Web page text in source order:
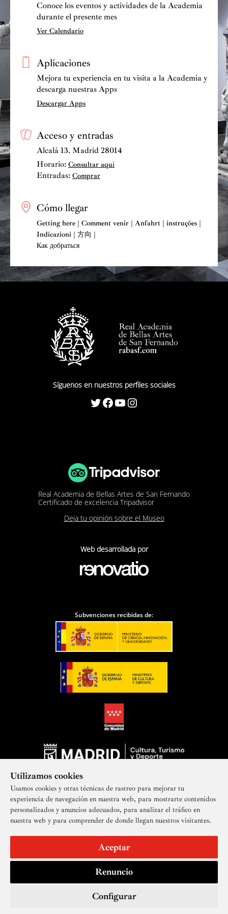
Utilizamos cookies
Usamos cookies y otras técnicas de rastreo para mejorar tu
experiencia de navegación en nuestra web, para mostrarte contenidos
personalizados y anuncios adecuados, para analizar el tráfico en
nuestra web y para comprender de donde llegan nuestros visitantes.
Aceptar
Renuncio
Configurar
Conoce los eventos y actividades de la Academia
durante el presente mes
Ver Calendario
Aplicaciones
Mejora tu experiencia en tu visita a la Academia y
descarga nuestras Apps
Descargar Apps
Acceso y entradas
Alcalá 13. Madrid 28014
Horario: Consultar aquí
Entradas: Comprar
Cómo llegar
Getting here | Comment venir | Anfahrt | instruções |
Indicazioni | 方向 |
Как добраться
Síguenos en nuestros perfiles sociales
Twitter Facebook YouTube Instagram
Real Academia de Bellas Artes de San Fernando
Certificado de excelencia Tripadvisor
Deja tu opinión sobre el Museo
Web desarrollada por
Subvenciones recibidas de:
Suscríbete a nuestra newsletter
AccesibilidadDerechos de imagen
Política de privacidadContactoCookies